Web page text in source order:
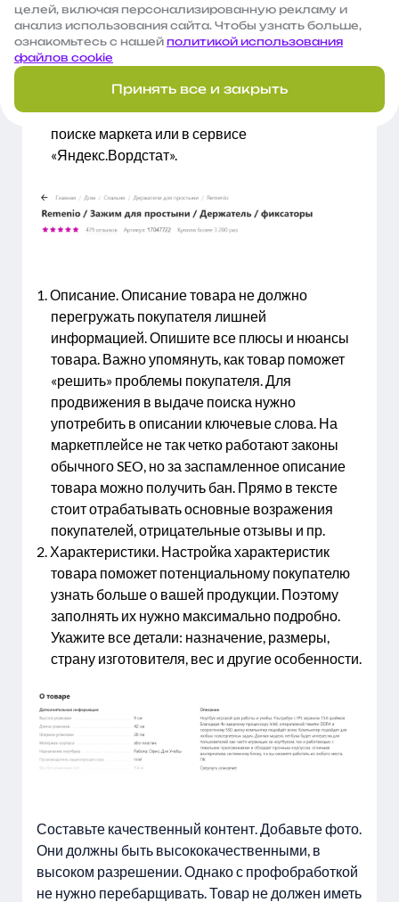
быть информативным и кратким. Система
может убрать дубли, в итоге у вас получится
неподходящее название. Поэтому следует
отдавать предпочтение одному фокусному
ключевому запросу. Найти популярные
запросы можно в тегах, которые имеются в
поиске маркета или в сервисе
«Яндекс.Вордстат».
Описание. Описание товара не должно
перегружать покупателя лишней
информацией. Опишите все плюсы и нюансы
товара. Важно упомянуть, как товар поможет
«решить» проблемы покупателя. Для
продвижения в выдаче поиска нужно
употребить в описании ключевые слова. На
маркетплейсе не так четко работают законы
обычного SEO, но за заспамленное описание
товара можно получить бан. Прямо в тексте
стоит отрабатывать основные возражения
покупателей, отрицательные отзывы и пр.
Характеристики. Настройка характеристик
товара поможет потенциальному покупателю
узнать больше о вашей продукции. Поэтому
заполнять их нужно максимально подробно.
Укажите все детали: назначение, размеры,
страну изготовителя, вес и другие особенности.
Составьте качественный контент. Добавьте фото.
Они должны быть высококачественными, в
высоком разрешении. Однако с профобработкой
не нужно перебарщивать. Товар не должен иметь
целей, включая персонализированную рекламу и
анализ использования сайта. Чтобы узнать больше,
ознакомьтесь с нашей политикой использования
файлов cookie
Принять все и закрыть